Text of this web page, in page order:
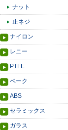
ナット
止ネジ
ナイロン
レニー
PTFE
ベーク
ABS
セラミックス
ガラス